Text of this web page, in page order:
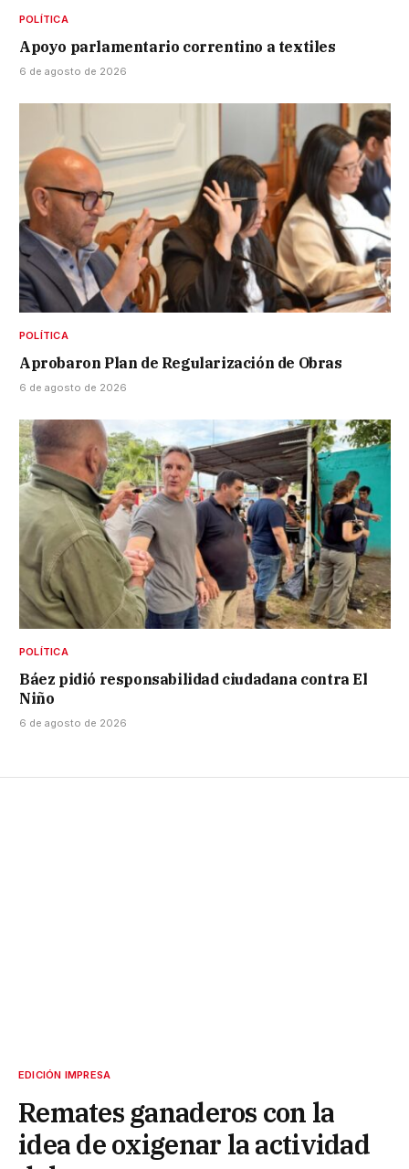
POLÍTICA
Apoyo parlamentario correntino a textiles
6 de agosto de 2026
POLÍTICA
Aprobaron Plan de Regularización de Obras
6 de agosto de 2026
POLÍTICA
Báez pidió responsabilidad ciudadana contra El
Niño
6 de agosto de 2026
EDICIÓN IMPRESA
Remates ganaderos con la
idea de oxigenar la actividad